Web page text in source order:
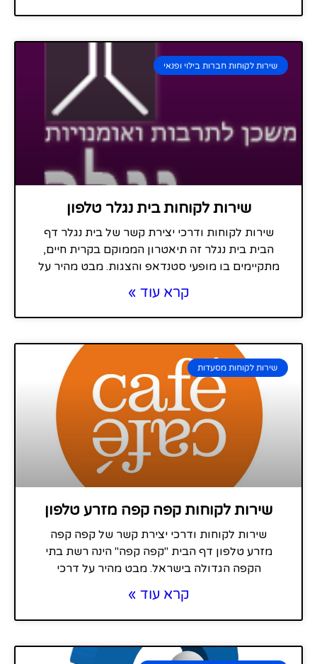
שירות לקוחות חברות בילוי ופנאי
שירות לקוחות בית נגלר טלפון
שירות לקוחות ודרכי יצירת קשר של בית נגלר דף
הבית בית נגלר זה תיאטרון הממוקם בקרית חיים,
מתקיימים בו מופעי סטנדאפ והצגות. מבט מהיר על
קרא עוד »
שירות לקוחות מסעדות
שירות לקוחות קפה קפה מזרע טלפון
שירות לקוחות ודרכי יצירת קשר של קפה קפה
מזרע טלפון דף הבית "קפה קפה" הינה רשת בתי
הקפה הגדולה בישראל. מבט מהיר על דרכי
קרא עוד »